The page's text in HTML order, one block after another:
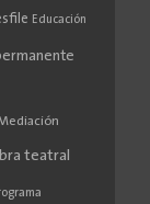
Educación
teatral